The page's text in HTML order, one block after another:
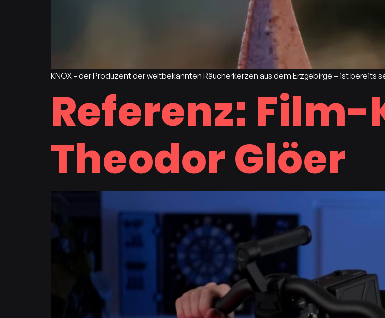
KNOX – der Produzent der weltbekannten Räucherkerzen aus dem Erzgebirge – ist bereits
Referenz:
Theodor Glöer